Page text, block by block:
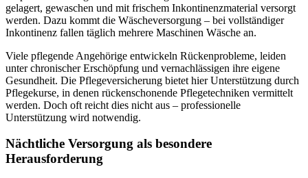
gelagert, gewaschen und mit frischem Inkontinenzmaterial versorgt
werden. Dazu kommt die Wäscheversorgung – bei vollständiger
Inkontinenz fallen täglich mehrere Maschinen Wäsche an.
Viele pflegende Angehörige entwickeln Rückenprobleme, leiden
unter chronischer Erschöpfung und vernachlässigen ihre eigene
Gesundheit. Die Pflegeversicherung bietet hier Unterstützung durch
Pflegekurse, in denen rückenschonende Pflegetechniken vermittelt
werden. Doch oft reicht dies nicht aus – professionelle
Unterstützung wird notwendig.
Nächtliche Versorgung als besondere
Herausforderung